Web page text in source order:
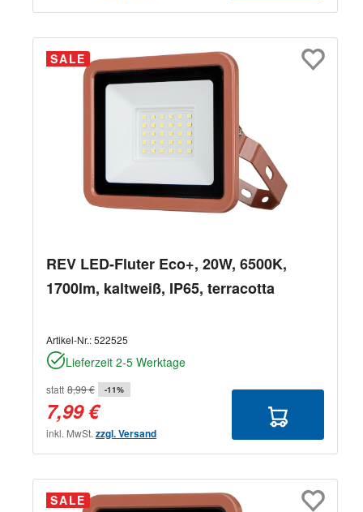
SALE
REV LED-Fluter Eco+, 20W, 6500K,
1700lm, kaltweiß, IP65, terracotta
Artikel-Nr.:522525
Lieferzeit 2-5 Werktage
statt 8,99 € -11%
7,99 €
inkl. MwSt. zzgl. Versand
SALE